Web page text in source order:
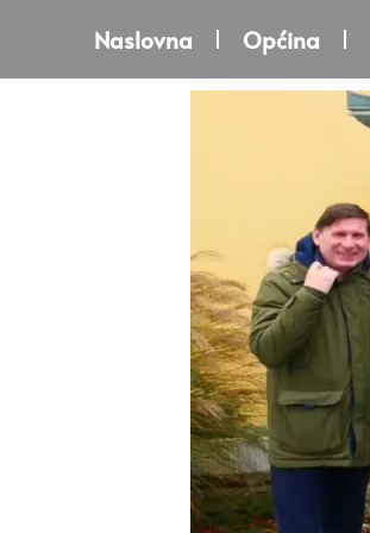
Naslovna Općina